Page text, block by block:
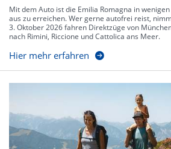
Mit dem Auto ist die Emilia Romagna in
aus zu erreichen. Wer gerne autofrei reist,
3. Oktober 2026 fahren Direktzüge von
nach Rimini, Riccione und Cattolica ans Meer.
Hier mehr erfahren